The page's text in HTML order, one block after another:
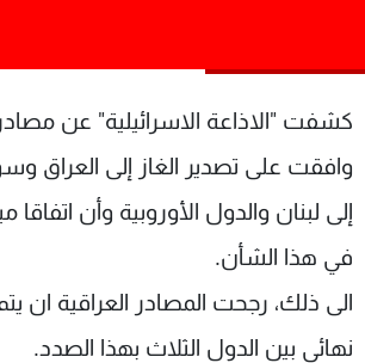
كشفت "الاذاعة الاسرائيلية" عن مصادر
وافقت على تصدير الغاز إلى العراق
إلى لبنان والدول الأوروبية وأن اتفاقا
في هذا الشأن.
الى ذلك، رجحت المصادر العراقية ان
نهائي بين الدول الثلاث بهذا الصدد.
الترددات
الإنـتـاج
لاعلاناتكم
وظائف
تواصل معنا